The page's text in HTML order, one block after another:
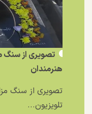
تصویری از سنگ
هنرمندان
تصویری از سنگ
تلویزیون...